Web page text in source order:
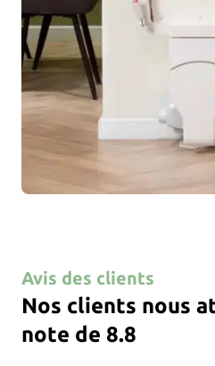
Avis des clients
Nos clients nous
note de 8.8